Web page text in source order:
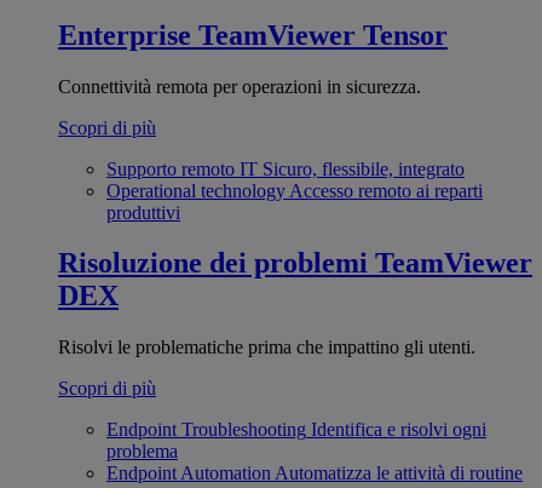
Enterprise TeamViewer Tensor
Connettività remota per operazioni in sicurezza.
Scopri di più
Supporto remoto IT Sicuro, flessibile, integrato
Operational technology Accesso remoto ai reparti
produttivi
Risoluzione dei problemi TeamViewer
DEX
Risolvi le problematiche prima che impattino gli utenti.
Scopri di più
Endpoint Troubleshooting Identifica e risolvi ogni
problema
Endpoint Automation Automatizza le attività di routine